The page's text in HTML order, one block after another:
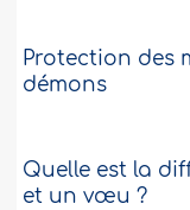
Protection des
démons
Quelle est la
et un vœu ?